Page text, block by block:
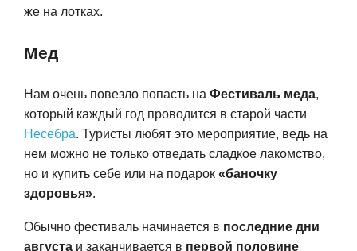
же на лотках.
Мед
Нам очень повезло попасть на Фестиваль меда,
который каждый год проводится в старой части
Несебра. Туристы любят это мероприятие, ведь на
нем можно не только отведать сладкое лакомство,
но и купить себе или на подарок «баночку
здоровья».
Обычно фестиваль начинается в последние дни
августа и заканчивается в первой половине